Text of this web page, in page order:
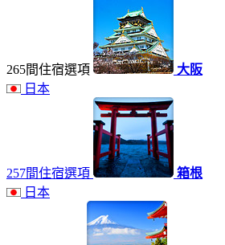
265間住宿選項
大阪
日本
257間住宿選項
箱根
日本